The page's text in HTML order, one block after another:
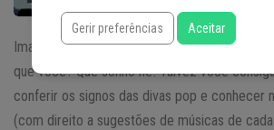
Imagina descobrir que sua diva pop favorita
que você? Que sonho né! Talvez você
conferir os signos das divas pop e conhecer
(com direito a sugestões de músicas de
Gerir preferências Aceitar